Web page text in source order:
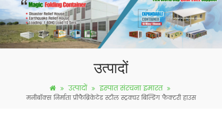
उत्पादों
उत्पादों इस्पात संरचना इमारत
मनीबॉक्स निर्माता प्रीफैब्रिकेटेड स्टील स्ट्रक्चर बिल्डिंग फैक्टरी हाउस